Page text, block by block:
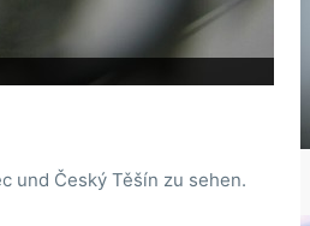
und Český Těšín zu sehen.